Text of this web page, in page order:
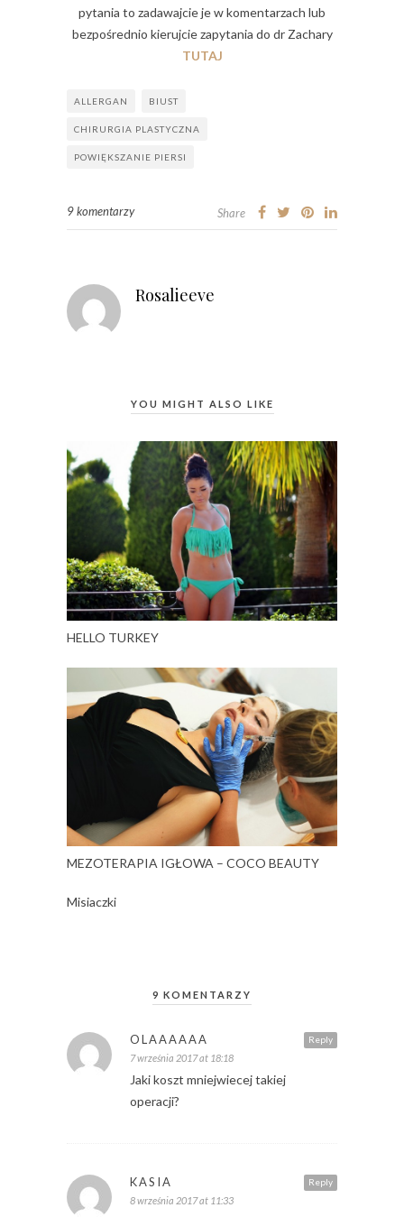
pytania to zadawajcie je w komentarzach lub
bezpośrednio kierujcie zapytania do dr Zachary
TUTAJ
ALLERGAN BIUST
CHIRURGIA PLASTYCZNA
POWIĘKSZANIE PIERSI
9 komentarzy Share
Rosalieeve
YOU MIGHT ALSO LIKE
HELLO TURKEY
MEZOTERAPIA IGŁOWA – COCO BEAUTY
Misiaczki
9 KOMENTARZY
Reply
OLAAAAAA
7 września 2017 at 18:18
Jaki koszt mniejwiecej takiej
operacji?
Reply
KASIA
8 września 2017 at 11:33